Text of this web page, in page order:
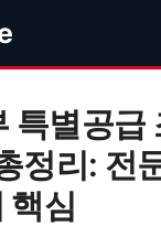
특별공급
정리: 전
핵심